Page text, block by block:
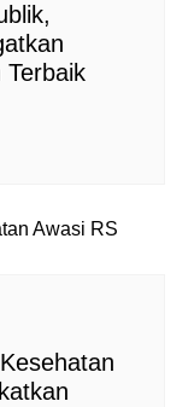
Terbaik